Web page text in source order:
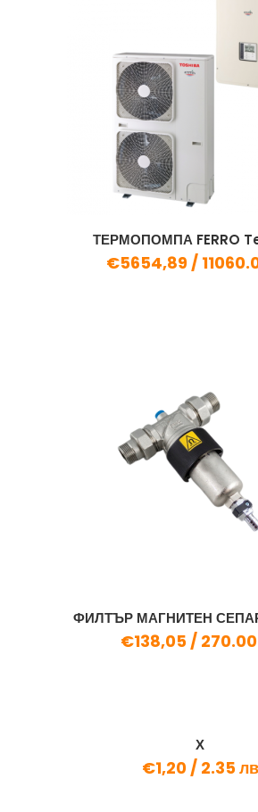
ТЕРМОПОМПА FERRO
€5654,89 /
ФИЛТЪР МАГНИТЕН
€138,05 /
Х
€1,20 / 2.35 лв